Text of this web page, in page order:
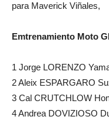
para Maverick Viñales,
Emtrenamiento Moto
1 Jorge LORENZO
2 Aleix ESPARGARO
3 Cal CRUTCHLOW
4 Andrea DOVIZIOSO